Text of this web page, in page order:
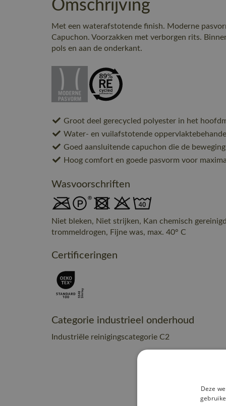
Omschrijving
Met een waterafstotende finish. Moderne
Capuchon. Voorzakken met verborgen rits.
pols en aan de onderkant.
Groot deel gerecycled polyester in het
Water- en vuilafstotende
Goed aansluitende capuchon die de
Hoog comfort en goede pasvorm voor
Wasvoorschriften
Niet bleken, Niet strijken, Kan chemisch
trommeldrogen, Fijne was, max. 40° C
Certificeringen
Categorie industrieel onderhoud
Industriële reinigingscategorie C2
Deze